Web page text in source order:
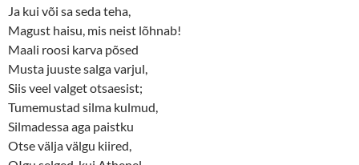
Ja kui või sa seda teha,
Magust haisu, mis neist lõhnab!
Maali roosi karva põsed
Musta juuste salga varjul,
Siis veel valget otsaesist;
Tumemustad silma kulmud,
Silmadessa aga paistku
Otse välja välgu kiired,